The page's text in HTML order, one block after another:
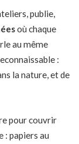
publie,
où chaque
au même
:
la nature, et de
pour couvrir
: papiers au